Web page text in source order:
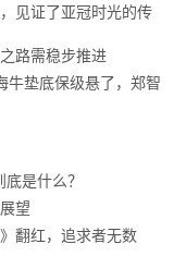
见证了亚冠时光的传
路需稳步推进
牛垫底保级悬了，郑智
是什么？
望
翻红，追求者无数